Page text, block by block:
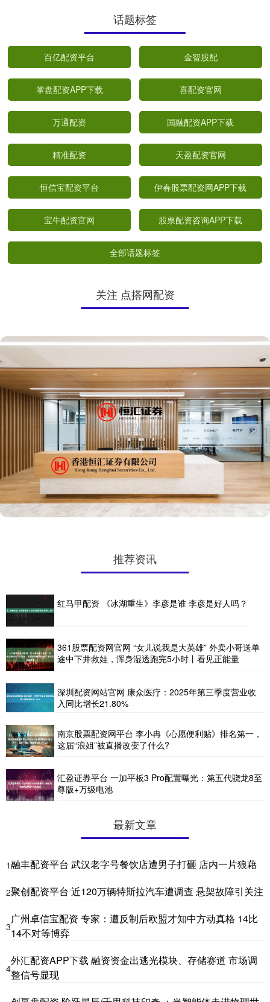
话题标签
百亿配资平台 金智股配
掌盘配资APP下载 喜配资官网
万通配资 国融配资APP下载
精准配资 天盈配资官网
恒信宝配资平台 伊春股票配资网APP下载
宝牛配资官网 股票配资咨询APP下载
全部话题标签
关注 点搭网配资
推荐资讯
红马甲配资 《冰湖重生》李彦是谁 李彦是好人吗？
361股票配资网官网 “女儿说我是大英雄” 外卖小哥送单
途中下井救娃，浑身湿透跑完5小时丨看见正能量
深圳配资网站官网 康众医疗：2025年第三季度营业收
入同比增长21.80%
南京股票配资网平台 李小冉《心愿便利贴》排名第一，
这届“浪姐”被直播改变了什么?
汇盈证券平台 一加平板3 Pro配置曝光：第五代骁龙8至
尊版+万级电池
最新文章
1融丰配资平台 武汉老字号餐饮店遭男子打砸 店内一片狼藉
2聚创配资平台 近120万辆特斯拉汽车遭调查 悬架故障引关注
3
广州卓信宝配资 专家：遭反制后欧盟才知中方动真格 14比
14不对等博弈
4
外汇配资APP下载 融资资金出逃光模块、存储赛道 市场调
整信号显现